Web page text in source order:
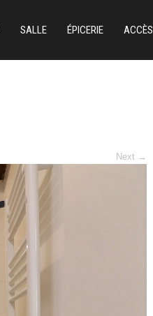
SALLE ÉPICERIE ACCÈS
Next →